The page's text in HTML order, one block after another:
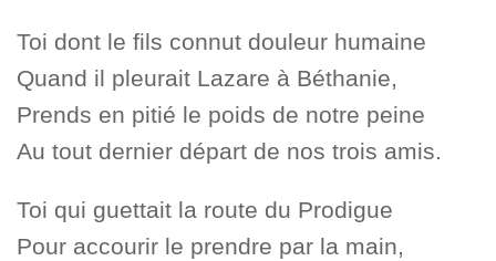
Toi dont le fils connut douleur humaine
Quand il pleurait Lazare à Béthanie,
Prends en pitié le poids de notre peine
Au tout dernier départ de nos trois amis.
Toi qui guettait la route du Prodigue
Pour accourir le prendre par la main,